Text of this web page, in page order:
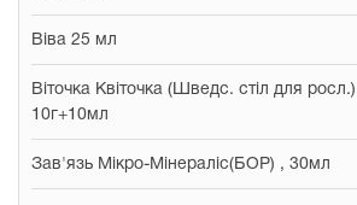
Віва 25 мл
Віточка Квіточка (Шведс. стіл для росл.)
10г+10мл
Зав'язь Мікро-Мінераліс(БОР) , 30мл